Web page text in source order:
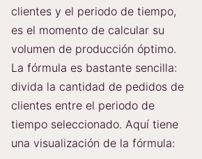
clientes y el periodo de tiempo,
es el momento de calcular su
volumen de producción óptimo.
La fórmula es bastante sencilla:
divida la cantidad de pedidos de
clientes entre el periodo de
tiempo seleccionado. Aquí tiene
una visualización de la fórmula: